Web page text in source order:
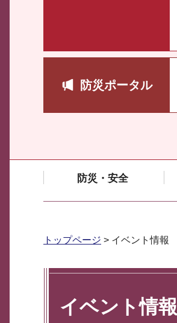
防災ポータル
防災・安全
トップページ > イベント情報
イベント情報